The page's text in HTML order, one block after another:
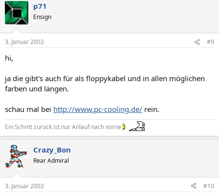
p71
Ensign
3. Januar 2002 #9
hi,
ja die gibt's auch für als floppykabel und in allen möglichen
farben und längen.
schau mal bei http://www.pc-cooling.de/ rein.
Ein Schritt zurück ist nur Anlauf nach vorne
Crazy_Bon
Rear Admiral
3. Januar 2002 #10